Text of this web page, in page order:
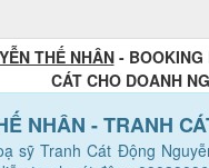
THẾ NHÂN- BOOKING
CÁT CHO DOANH
NHÂN - TRANH
sỹ Tranh Cát Động